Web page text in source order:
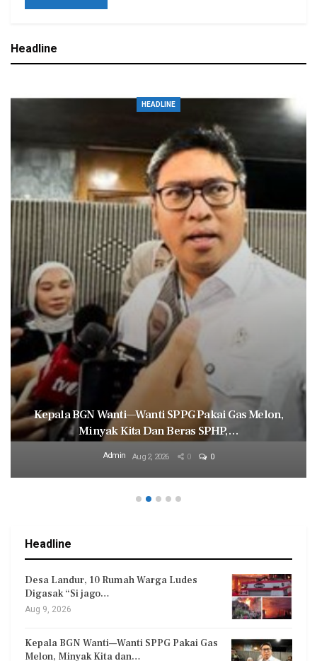
Headline
HEADLINE
Kepala BGN Wanti—Wanti SPPG Pakai Gas Melon,
Minyak Kita Dan Beras SPHP,…
Admin Aug 2, 2026 0 0
Headline
Desa Landur, 10 Rumah Warga Ludes
Digasak “Si jago…
Aug 9, 2026
Kepala BGN Wanti—Wanti SPPG Pakai Gas
Melon, Minyak Kita dan…